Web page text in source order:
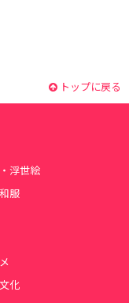
トップに戻る
浮世絵
服
化